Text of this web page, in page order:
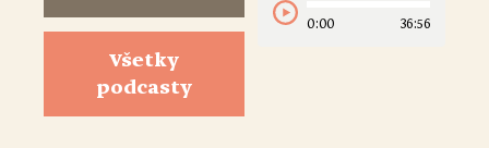
Všetky
podcasty
0:00 36:56